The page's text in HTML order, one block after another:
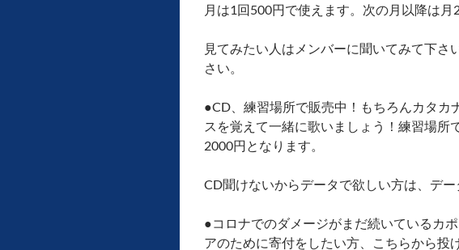
月は1回500円で使えます。次の月以降は月
見てみたい人はメンバーに聞いてみて下さ
さい。
●CD、練習場所で販売中！もちろんカタカ
スを覚えて一緒に歌いましょう！練習場所
2000円となります。
CD聞けないからデータで欲しい方は、デー
●コロナでのダメージがまだ続いているカ
アのために寄付をしたい方、こちらから投